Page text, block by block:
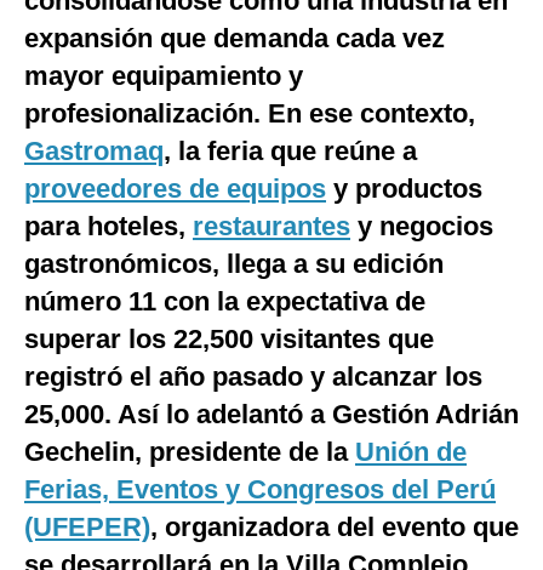
Notas Contratadas
Podcast
Gestión TV
Videos
Fotogalerías
gestion.pe
¿quiénes
Somos?
Términos
Condiciones
Política
De
Privacidad
expansión que demanda cada vez
mayor equipamiento y
profesionalización. En ese contexto,
Gastromaq, la feria que reúne a
proveedores de equipos y productos
para hoteles, restaurantes y negocios
gastronómicos, llega a su edición
número 11 con la expectativa de
superar los 22,500 visitantes que
registró el año pasado y alcanzar los
25,000. Así lo adelantó a Gestión Adrián
Gechelin, presidente de la Unión de
Ferias, Eventos y Congresos del Perú
(UFEPER), organizadora del evento que